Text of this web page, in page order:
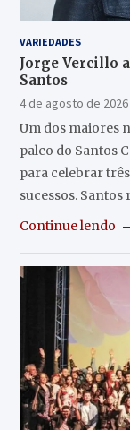
VARIEDADES
Jorge Vercillo
Santos
4 de agosto de 2026
Um dos maiores
palco do Santos
para celebrar
sucessos. Santos
Continue lendo